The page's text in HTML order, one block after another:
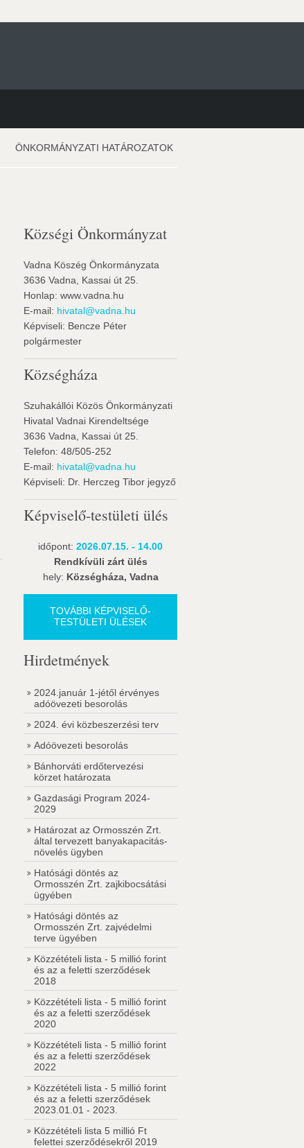
ÖNKORMÁNYZATI HATÁROZATOK
Községi Önkormányzat
Vadna Köszég Önkormányzata
3636 Vadna, Kassai út 25.
Honlap: www.vadna.hu
E-mail: hivatal@vadna.hu
Képviseli: Bencze Péter
polgármester
Községháza
Szuhakállói Közös Önkormányzati
Hivatal Vadnai Kirendeltsége
3636 Vadna, Kassai út 25.
Telefon: 48/505-252
E-mail: hivatal@vadna.hu
Képviseli: Dr. Herczeg Tibor jegyző
Képviselő-testületi ülés
időpont: 2026.07.15. - 14.00
Rendkívüli zárt ülés
hely: Községháza, Vadna
TOVÁBBI KÉPVISELŐ-
TESTÜLETI ÜLÉSEK
Hirdetmények
2024.január 1-jétől érvényes
adóövezeti besorolás
2024. évi közbeszerzési terv
Adóövezeti besorolás
Bánhorváti erdőtervezési
körzet határozata
Gazdasági Program 2024-
2029
Határozat az Ormosszén Zrt.
által tervezett banyakapacitás-
növelés ügyben
Hatósági döntés az
Ormosszén Zrt. zajkibocsátási
ügyében
Hatósági döntés az
Ormosszén Zrt. zajvédelmi
terve ügyében
Közzétételi lista - 5 millió forint
és az a feletti szerződések
2018
Közzétételi lista - 5 millió forint
és az a feletti szerződések
2020
Közzétételi lista - 5 millió forint
és az a feletti szerződések
2022
Közzétételi lista - 5 millió forint
és az a feletti szerződések
2023.01.01 - 2023.
Közzétételi lista 5 millió Ft
felettei szerződésekről 2019